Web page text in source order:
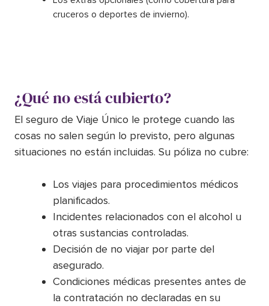
cruceros o deportes de invierno).
¿Qué no está cubierto?
El seguro de Viaje Único le protege cuando las
cosas no salen según lo previsto, pero algunas
situaciones no están incluidas. Su póliza no cubre:
Los viajes para procedimientos médicos
planificados.
Incidentes relacionados con el alcohol u
otras sustancias controladas.
Decisión de no viajar por parte del
asegurado.
Condiciones médicas presentes antes de
la contratación no declaradas en su